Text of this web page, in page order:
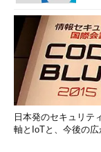
日本発のセキュリテ
軸とIoTと、今後の広